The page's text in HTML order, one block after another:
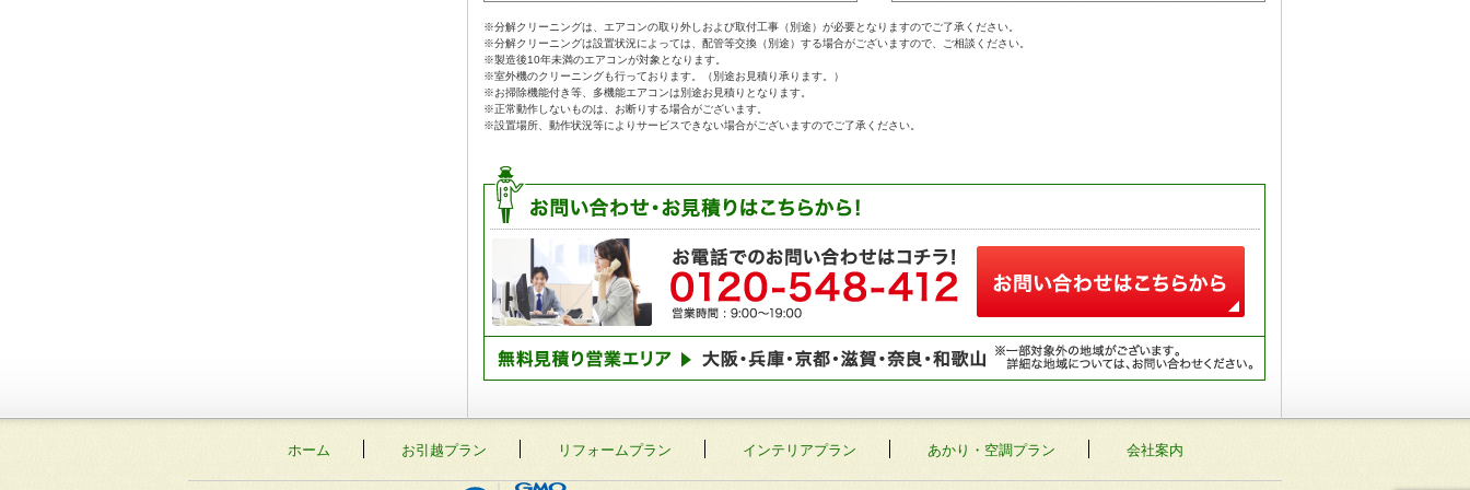
※分解クリーニングは、エアコンの取り外しおよび取付工事（別途）が必要となりますのでご了承ください。
※分解クリーニングは設置状況によっては、配管等交換（別途）する場合がございますので、ご相談ください。
※製造後10年未満のエアコンが対象となります。
※室外機のクリーニングも行っております。（別途お見積り承ります。）
※お掃除機能付き等、多機能エアコンは別途お見積りとなります。
※正常動作しないものは、お断りする場合がございます。
※設置場所、動作状況等によりサービスできない場合がございますのでご了承ください。
ホーム お引越プラン リフォームプラン インテリアプラン あかり・空調プラン 会社案内